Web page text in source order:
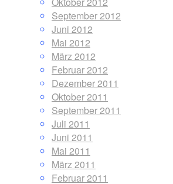
September 2012
Juni 2012
Mai 2012
März 2012
Februar 2012
Dezember 2011
Oktober 2011
September 2011
Juli 2011
Juni 2011
Mai 2011
März 2011
Februar 2011